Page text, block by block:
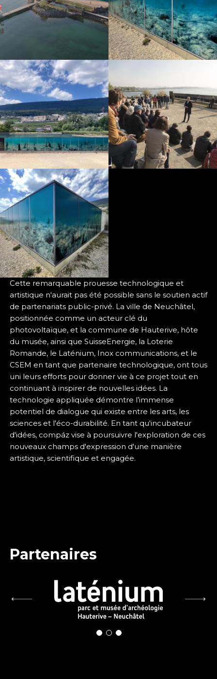
Cette remarquable prouesse technologique et
artistique n'aurait pas été possible sans le soutien actif
de partenariats public-privé. La ville de Neuchâtel,
positionnée comme un acteur clé du
photovoltaïque, et la commune de Hauterive, hôte
du musée, ainsi que SuisseEnergie, la Loterie
Romande, le Laténium, Inox communications, et le
CSEM en tant que partenaire technologique, ont tous
uni leurs efforts pour donner vie à ce projet tout en
continuant à inspirer de nouvelles idées. La
technologie appliquée démontre l’immense
potentiel de dialogue qui existe entre les arts, les
sciences et l'éco-durabilité. En tant qu'incubateur
d'idées, compáz vise à poursuivre l'exploration de ces
nouveaux champs d'expression d'une manière
artistique, scientifique et engagée.
Partenaires
Compáz